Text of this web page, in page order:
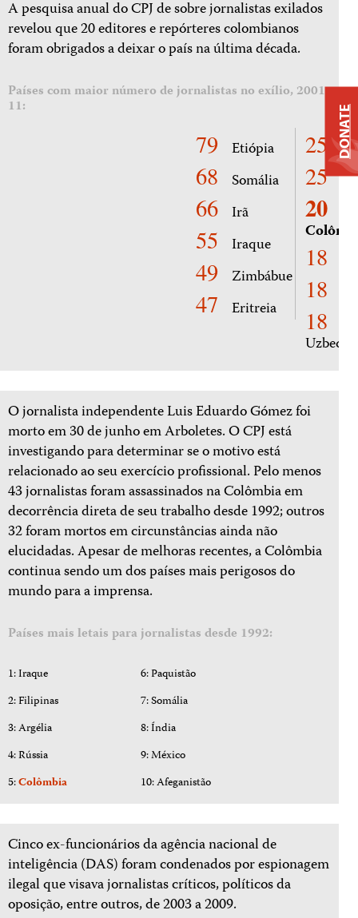
A pesquisa anual do CPJ de sobre jornalistas exilados
revelou que 20 editores e repórteres colombianos
foram obrigados a deixar o país na última década.
Países com maior número de jornalistas no exílio, 2001-
11:
79 Etiópia
68 Somália
66 Irã
55 Iraque
49 Zimbábue
47 Eritreia
25
25
20
18
18
18
O jornalista independente Luis Eduardo Gómez foi
morto em 30 de junho em Arboletes. O CPJ está
investigando para determinar se o motivo está
relacionado ao seu exercício profissional. Pelo menos
43 jornalistas foram assassinados na Colômbia em
decorrência direta de seu trabalho desde 1992; outros
32 foram mortos em circunstâncias ainda não
elucidadas. Apesar de melhoras recentes, a Colômbia
continua sendo um dos países mais perigosos do
mundo para a imprensa.
Países mais letais para jornalistas desde 1992:
1: Iraque
2: Filipinas
3: Argélia
4: Rússia
5:Colômbia
6: Paquistão
7: Somália
8: Índia
9: México
10: Afeganistão
Cinco ex-funcionários da agência nacional de
inteligência (DAS) foram condenados por espionagem
ilegal que visava jornalistas críticos, políticos da
oposição, entre outros, de 2003 a 2009.
DONATE